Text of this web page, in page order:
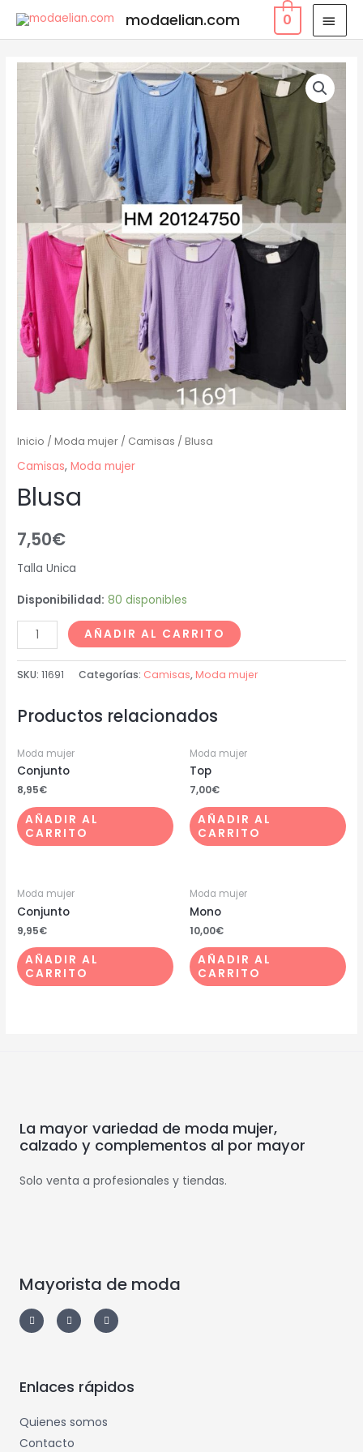
modaelian.com 0
Inicio /Moda mujer / Camisas / Blusa
Camisas,Moda mujer
Blusa
7,50€
Talla Unica
Disponibilidad: 80 disponibles
AÑADIR AL CARRITO
SKU:11691 Categorías: Camisas, Moda mujer
Productos relacionados
Moda mujer
Conjunto
8,95€
AÑADIR AL
CARRITO
Moda mujer
Top
7,00€
AÑADIR AL
CARRITO
Moda mujer
Conjunto
9,95€
AÑADIR AL
CARRITO
Moda mujer
Mono
10,00€
AÑADIR AL
CARRITO
La mayor variedad de moda mujer,
calzado y complementos al por mayor
Solo venta a profesionales y tiendas.
Mayorista de moda
Enlaces rápidos
Quienes somos
Contacto